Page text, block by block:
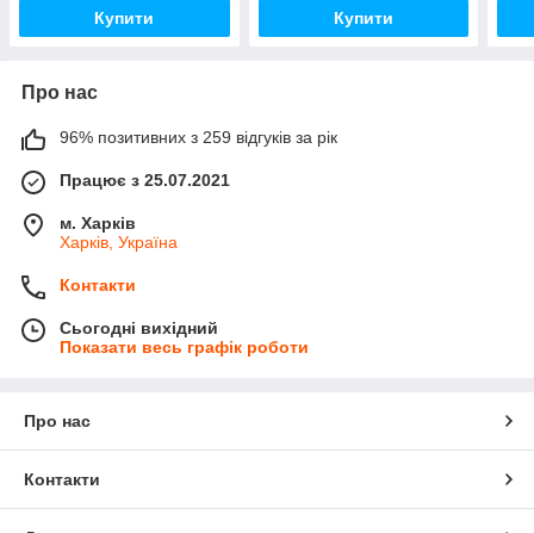
Купити Купити
Про нас
96% позитивних з 259 відгуків за рік
Працює з 25.07.2021
м. Харків
Харків, Україна
Контакти
Сьогодні вихідний
Показати весь графік роботи
Про нас
Контакти